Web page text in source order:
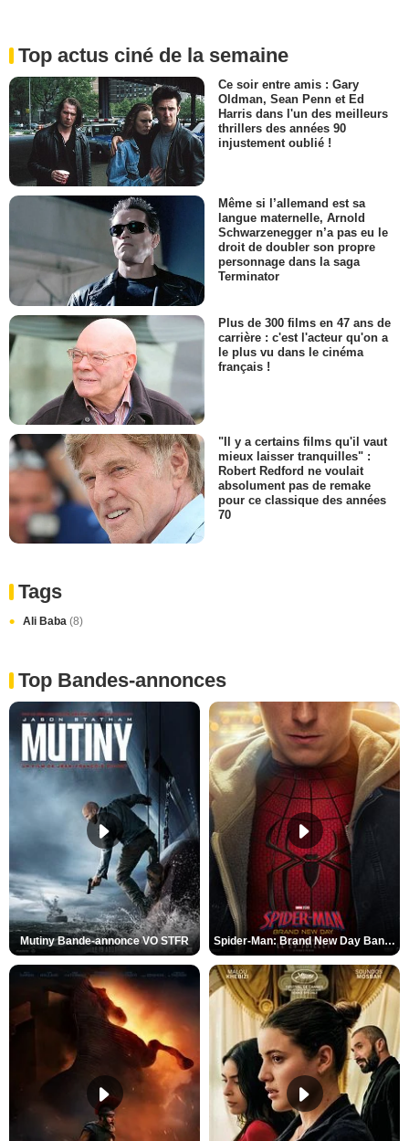
Top actus ciné de la semaine
Ce soir entre amis : Gary
Oldman, Sean Penn et Ed
Harris dans l'un des meilleurs
thrillers des années 90
injustement oublié !
Même si l’allemand est sa
langue maternelle, Arnold
Schwarzenegger n’a pas eu le
droit de doubler son propre
personnage dans la saga
Terminator
Plus de 300 films en 47 ans de
carrière : c'est l'acteur qu'on a
le plus vu dans le cinéma
français !
"Il y a certains films qu'il vaut
mieux laisser tranquilles" :
Robert Redford ne voulait
absolument pas de remake
pour ce classique des années
70
Tags
Ali Baba (8)
Top Bandes-annonces
Mutiny Bande-annonce VO STFR Spider-Man: Brand New Day Bande-annonce VO STFR